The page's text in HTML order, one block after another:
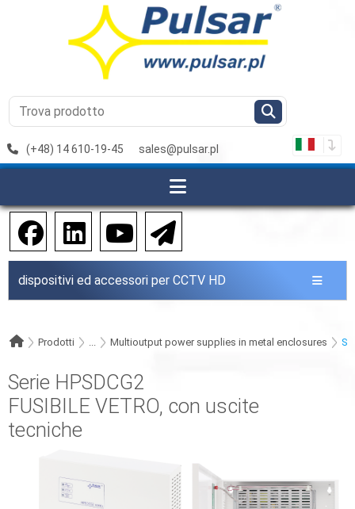
(+48) 14 610-19-45 sales@pulsar.pl
dispositivi ed accessori per CCTV HD
Prodotti ... Multioutput power supplies in metal enclosures
Serie HPSDCG2
FUSIBILE VETRO, con uscite
tecniche